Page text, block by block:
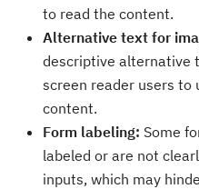
to read the content.
Alternative text for
descriptive alternative
screen reader users to
content.
Form labeling: Some
labeled or are not
inputs, which may